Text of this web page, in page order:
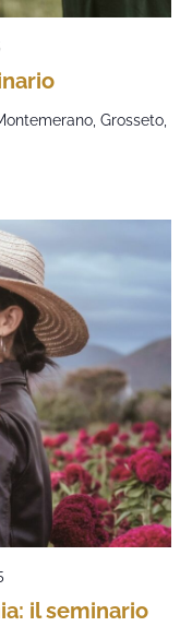
Grosseto,
il seminario